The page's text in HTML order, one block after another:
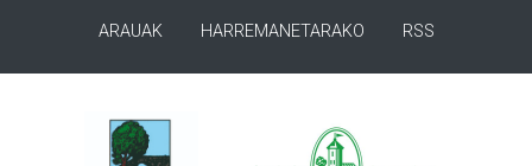
ARAUAK HARREMANETARAKO RSS